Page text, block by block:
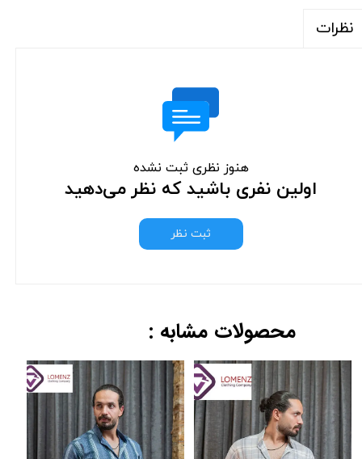
نظرات
هنوز نظری ثبت نشده
اولین نفری باشید که نظر می‌دهید
ثبت نظر
محصولات مشابه :